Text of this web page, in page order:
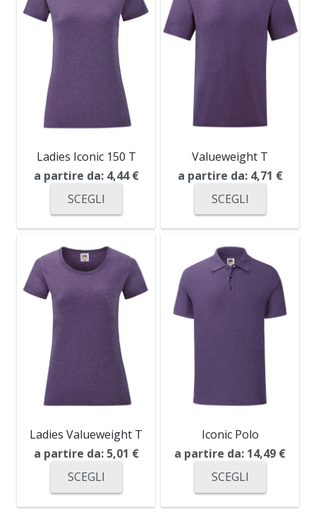
Ladies Iconic 150 T
a partire da: 4,44€
SCEGLI
Valueweight T
a partire da: 4,71 €
SCEGLI
Ladies Valueweight T
a partire da: 5,01 €
SCEGLI
Iconic Polo
a partire da: 14,49 €
SCEGLI